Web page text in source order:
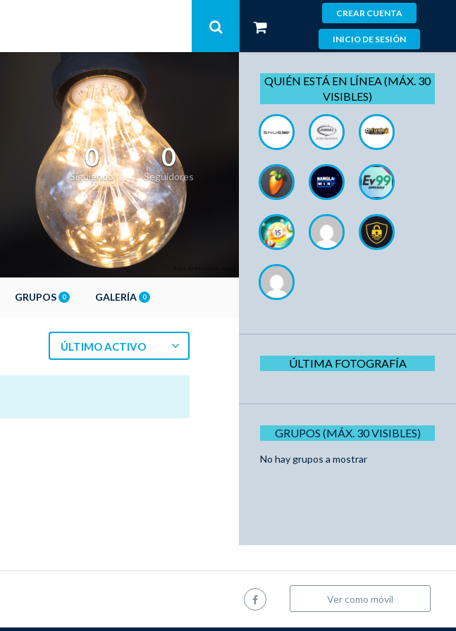
CREAR CUENTA
INICIO DE SESIÓN
0
Siguiendo
0
Seguidores
GRUPOS 0 GALERÍA 0
ÚLTIMO ACTIVO
QUIÉN ESTÁ EN LÍNEA (MÁX. 30
VISIBLES)
ÚLTIMA FOTOGRAFÍA
GRUPOS (MÁX. 30 VISIBLES)
No hay grupos a mostrar